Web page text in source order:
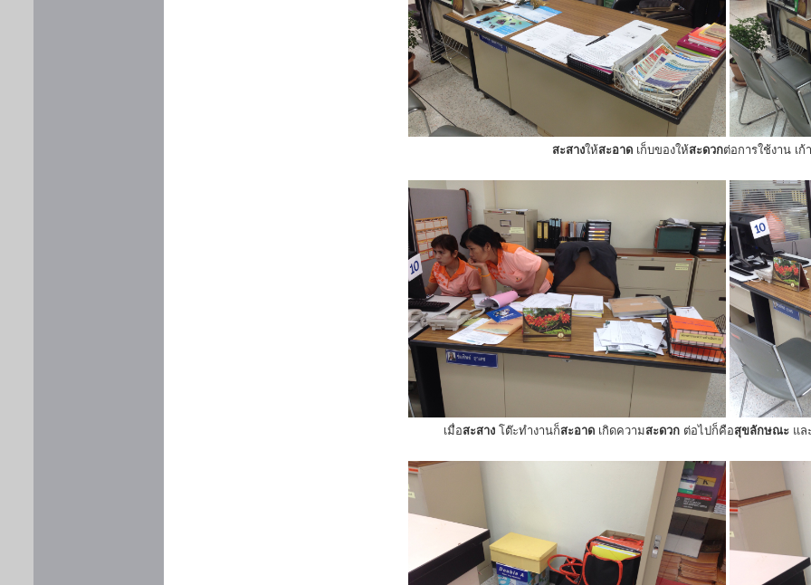
สะสางให้สะอาดเก็บของให้สะดวกต่อการใช้งาน เก้
เมื่อสะสางโต๊ะทำงานก็สะอาดเกิดความสะดวกต่อไปก็คือสุขลักษณะ แล